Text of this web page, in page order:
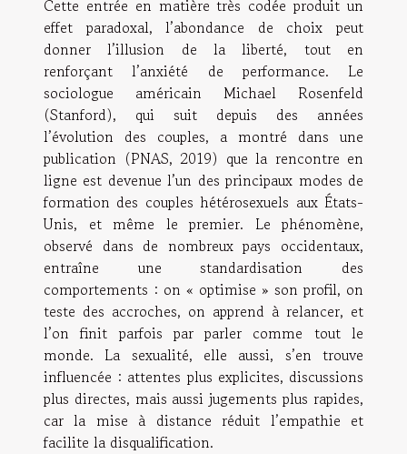
Cette entrée en matière très codée produit un
effet paradoxal, l’abondance de choix peut
donner l’illusion de la liberté, tout en
renforçant l’anxiété de performance. Le
sociologue américain Michael Rosenfeld
(Stanford), qui suit depuis des années
l’évolution des couples, a montré dans une
publication (PNAS, 2019) que la rencontre en
ligne est devenue l’un des principaux modes de
formation des couples hétérosexuels aux États-
Unis, et même le premier. Le phénomène,
observé dans de nombreux pays occidentaux,
entraîne une standardisation des
comportements : on « optimise » son profil, on
teste des accroches, on apprend à relancer, et
l’on finit parfois par parler comme tout le
monde. La sexualité, elle aussi, s’en trouve
influencée : attentes plus explicites, discussions
plus directes, mais aussi jugements plus rapides,
car la mise à distance réduit l’empathie et
facilite la disqualification.